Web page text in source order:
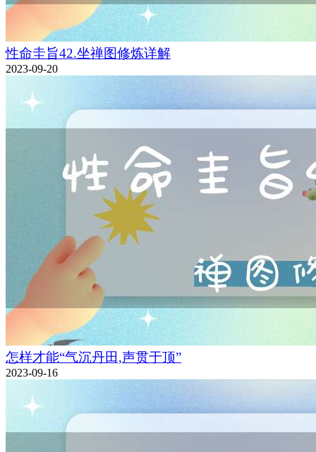
性命圭旨42.坐禅图修炼详解
2023-09-20
怎样才能“气沉丹田,声贯于顶”
2023-09-16